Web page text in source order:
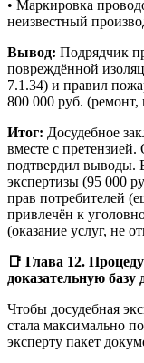
• Маркировка
неизвестный
Вывод: Подрядчик
повреждённой
7.1.34) и правил
800 000 руб. (ремонт,
Итог: Досудебное
вместе с претензией.
подтвердил выводы.
экспертизы (95 000
прав потребителей
привлечён к
(оказание услуг, не
📑 Глава 12.
доказательную базу
Чтобы досудебная
стала максимально
эксперту пакет